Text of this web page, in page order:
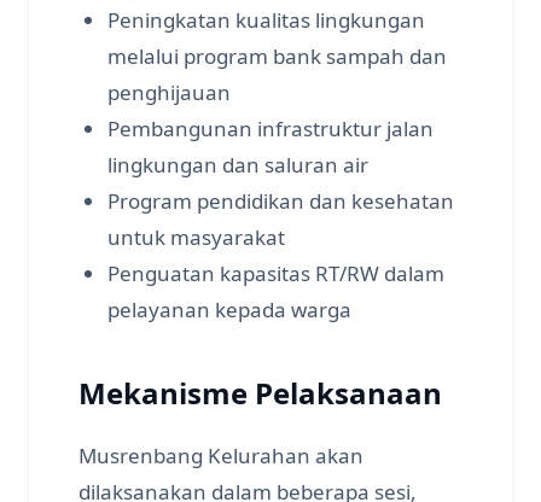
Peningkatan kualitas lingkungan
melalui program bank sampah dan
penghijauan
Pembangunan infrastruktur jalan
lingkungan dan saluran air
Program pendidikan dan kesehatan
untuk masyarakat
Penguatan kapasitas RT/RW dalam
pelayanan kepada warga
Mekanisme Pelaksanaan
Musrenbang Kelurahan akan
dilaksanakan dalam beberapa sesi,